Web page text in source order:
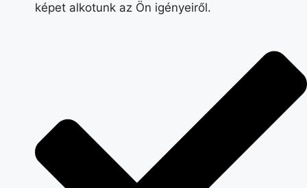
képet alkotunk az Ön igényeiről.